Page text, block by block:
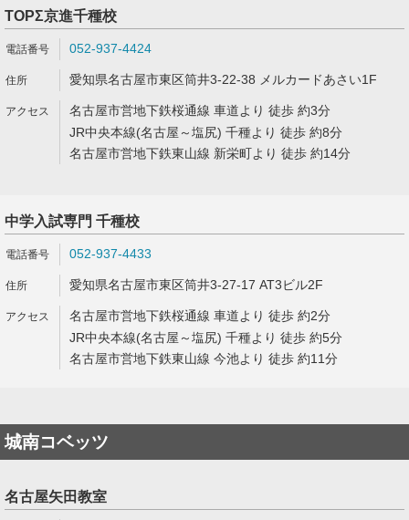
TOPΣ京進千種校
052-937-4424
愛知県名古屋市東区筒井3-22-38 メルカードあさい1F
名古屋市営地下鉄桜通線 車道より 徒歩 約3分
JR中央本線(名古屋～塩尻) 千種より 徒歩 約8分
名古屋市営地下鉄東山線 新栄町より 徒歩 約14分
中学入試専門 千種校
052-937-4433
愛知県名古屋市東区筒井3-27-17 AT3ビル2F
名古屋市営地下鉄桜通線 車道より 徒歩 約2分
JR中央本線(名古屋～塩尻) 千種より 徒歩 約5分
名古屋市営地下鉄東山線 今池より 徒歩 約11分
城南コベッツ
名古屋矢田教室